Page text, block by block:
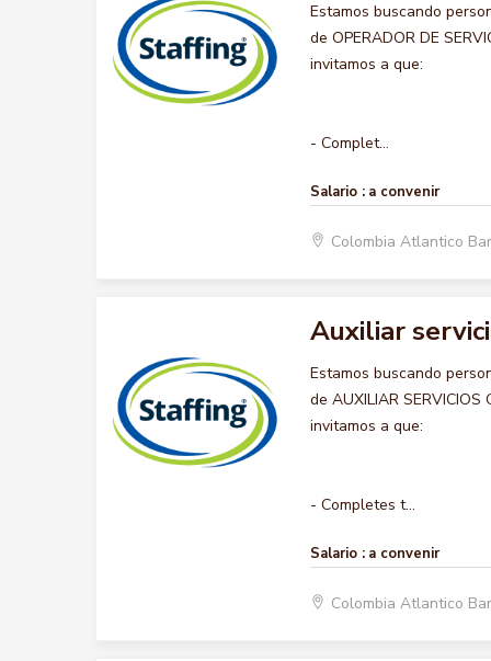
Estamos buscando
de OPERADOR DE
invitamos a que:
- Complet...
Salario : a convenir
Colombia Atlantico
Auxiliar
Estamos buscando
de AUXILIAR
invitamos a que:
- Completes t...
Salario : a convenir
Colombia Atlantico